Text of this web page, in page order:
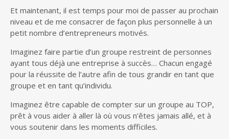
Et maintenant, il est temps pour moi de passer au prochain
niveau et de me consacrer de façon plus personnelle à un
petit nombre d’entrepreneurs motivés.
Imaginez faire partie d’un groupe restreint de personnes
ayant tous déjà une entreprise à succès… Chacun engagé
pour la réussite de l’autre afin de tous grandir en tant que
groupe et en tant qu’individu.
Imaginez être capable de compter sur un groupe au TOP,
prêt à vous aider à aller là où vous n’êtes jamais allé, et à
vous soutenir dans les moments difficiles.